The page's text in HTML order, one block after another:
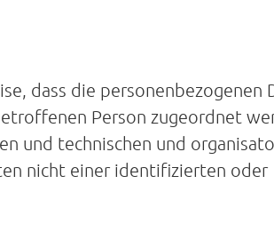
dass die personenbezogenen
Person zugeordnet
und technischen und
nicht einer identifizierten oder